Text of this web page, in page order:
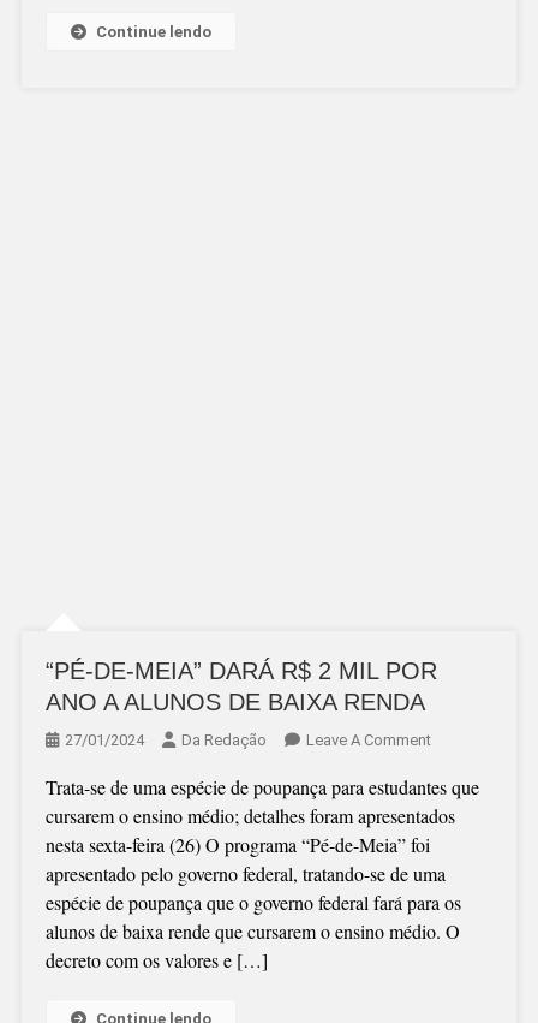
Continue lendo
“PÉ-DE-MEIA” DARÁ R$ 2 MIL POR
ANO A ALUNOS DE BAIXA RENDA
27/01/2024 Da Redação Leave A CommentOn
DE-
MEIA”
DARÁ
R$
2
MIL
Trata-se de uma espécie de poupança para estudantes que
cursarem o ensino médio; detalhes foram apresentados
nesta sexta-feira (26) O programa “Pé-de-Meia” foi
apresentado pelo governo federal, tratando-se de uma
espécie de poupança que o governo federal fará para os
alunos de baixa rende que cursarem o ensino médio. O
decreto com os valores e […]
Continue lendo